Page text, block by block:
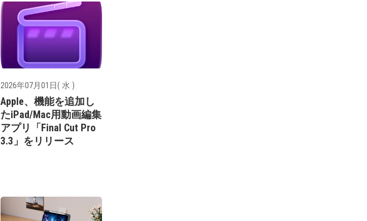
2026年07月01日( 水 )
Apple、機能を追加し
たiPad/Mac用動画編集
アプリ「Final Cut Pro
3.3」をリリース